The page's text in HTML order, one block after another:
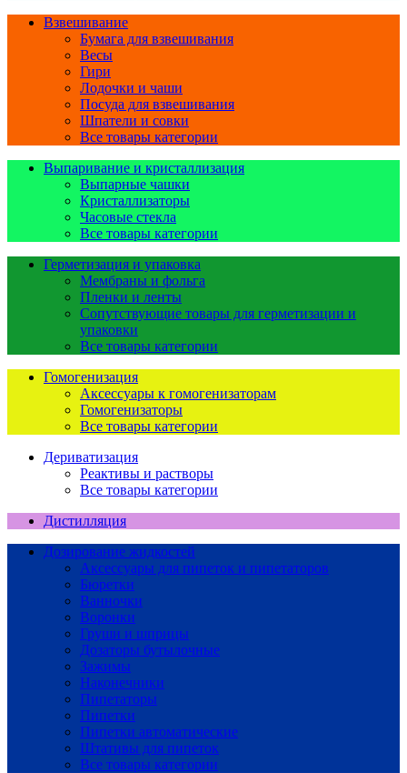
Взвешивание
Бумага для взвешивания
Весы
Гири
Лодочки и чаши
Посуда для взвешивания
Шпатели и совки
Все товары категории
Выпаривание и кристаллизация
Выпарные чашки
Кристаллизаторы
Часовые стекла
Все товары категории
Герметизация и упаковка
Мембраны и фольга
Пленки и ленты
Сопутствующие товары для герметизации и
упаковки
Все товары категории
Гомогенизация
Аксессуары к гомогенизаторам
Гомогенизаторы
Все товары категории
Дериватизация
Реактивы и растворы
Все товары категории
Дистилляция
Дозирование жидкостей
Аксессуары для пипеток и пипетаторов
Бюретки
Ванночки
Воронки
Груши и шприцы
Дозаторы бутылочные
Зажимы
Наконечники
Пипетаторы
Пипетки
Пипетки автоматические
Штативы для пипеток
Все товары категории